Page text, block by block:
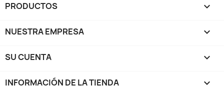
PRODUCTOS 
NUESTRA EMPRESA 
SU CUENTA 
INFORMACIÓN DE LA TIENDA keyboard_arrow_down